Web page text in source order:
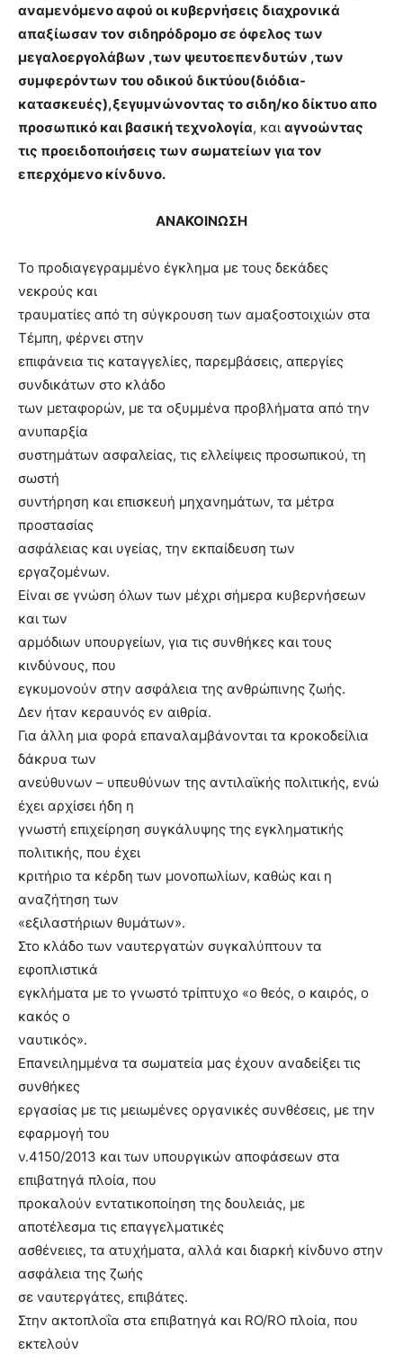
αναμενόμενο αφού οι κυβερνήσεις διαχρονικά
απαξίωσαν τον σιδηρόδρομο σε όφελος των
μεγαλοεργολάβων ,των ψευτοεπενδυτών ,των
συμφερόντων του οδικού δικτύου(διόδια-
κατασκευές),ξεγυμνώνοντας το σιδη/κο δίκτυο απο
προσωπικό και βασική τεχνολογία, και αγνοώντας
τις προειδοποιήσεις των σωματείων για τον
επερχόμενο κίνδυνο.
ΑΝΑΚΟΙΝΩΣΗ
Το προδιαγεγραμμένο έγκλημα με τους δεκάδες
νεκρούς και
τραυματίες από τη σύγκρουση των αμαξοστοιχιών στα
Τέμπη, φέρνει στην
επιφάνεια τις καταγγελίες, παρεμβάσεις, απεργίες
συνδικάτων στο κλάδο
των μεταφορών, με τα οξυμμένα προβλήματα από την
ανυπαρξία
συστημάτων ασφαλείας, τις ελλείψεις προσωπικού, τη
σωστή
συντήρηση και επισκευή μηχανημάτων, τα μέτρα
προστασίας
ασφάλειας και υγείας, την εκπαίδευση των
εργαζομένων.
Είναι σε γνώση όλων των μέχρι σήμερα κυβερνήσεων
και των
αρμόδιων υπουργείων, για τις συνθήκες και τους
κινδύνους, που
εγκυμονούν στην ασφάλεια της ανθρώπινης ζωής.
Δεν ήταν κεραυνός εν αιθρία.
Για άλλη μια φορά επαναλαμβάνονται τα κροκοδείλια
δάκρυα των
ανεύθυνων – υπευθύνων της αντιλαϊκής πολιτικής, ενώ
έχει αρχίσει ήδη η
γνωστή επιχείρηση συγκάλυψης της εγκληματικής
πολιτικής, που έχει
κριτήριο τα κέρδη των μονοπωλίων, καθώς και η
αναζήτηση των
«εξιλαστήριων θυμάτων».
Στο κλάδο των ναυτεργατών συγκαλύπτουν τα
εφοπλιστικά
εγκλήματα με το γνωστό τρίπτυχο «ο θεός, ο καιρός, ο
κακός ο
ναυτικός».
Επανειλημμένα τα σωματεία μας έχουν αναδείξει τις
συνθήκες
εργασίας με τις μειωμένες οργανικές συνθέσεις, με την
εφαρμογή του
ν.4150/2013 και των υπουργικών αποφάσεων στα
επιβατηγά πλοία, που
προκαλούν εντατικοποίηση της δουλειάς, με
αποτέλεσμα τις επαγγελματικές
ασθένειες, τα ατυχήματα, αλλά και διαρκή κίνδυνο στην
ασφάλεια της ζωής
σε ναυτεργάτες, επιβάτες.
Στην ακτοπλοΐα στα επιβατηγά και RO/RO πλοία, που
εκτελούν